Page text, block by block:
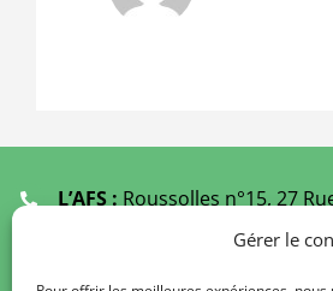
Gérer le
L’AFS : Roussolles n°15, 27